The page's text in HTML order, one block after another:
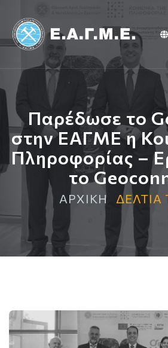
Παρέδωσε το
στην ΕΑΓΜΕ η
Πληροφορίας –
το
ΑΡΧΙΚΗ ΔΕΛΤΙΑ